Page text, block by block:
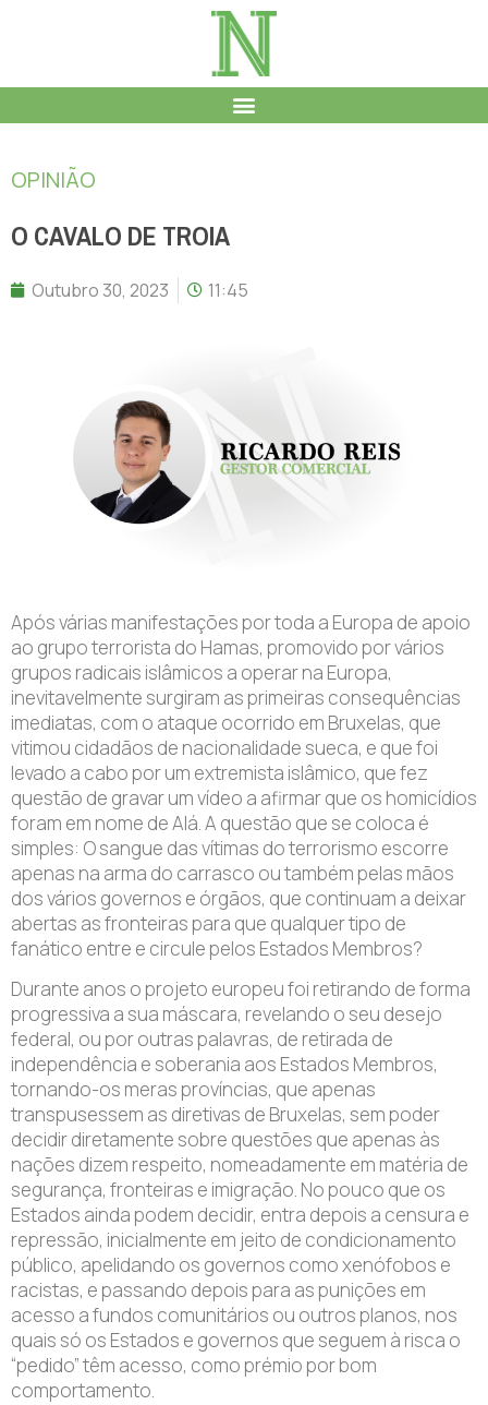
OPINIÃO
O CAVALO DE TROIA
Outubro 30, 2023 11:45
Após várias manifestações por toda a Europa de apoio
ao grupo terrorista do Hamas, promovido por vários
grupos radicais islâmicos a operar na Europa,
inevitavelmente surgiram as primeiras consequências
imediatas, com o ataque ocorrido em Bruxelas, que
vitimou cidadãos de nacionalidade sueca, e que foi
levado a cabo por um extremista islâmico, que fez
questão de gravar um vídeo a afirmar que os homicídios
foram em nome de Alá. A questão que se coloca é
simples: O sangue das vítimas do terrorismo escorre
apenas na arma do carrasco ou também pelas mãos
dos vários governos e órgãos, que continuam a deixar
abertas as fronteiras para que qualquer tipo de
fanático entre e circule pelos Estados Membros?
Durante anos o projeto europeu foi retirando de forma
progressiva a sua máscara, revelando o seu desejo
federal, ou por outras palavras, de retirada de
independência e soberania aos Estados Membros,
tornando-os meras províncias, que apenas
transpusessem as diretivas de Bruxelas, sem poder
decidir diretamente sobre questões que apenas às
nações dizem respeito, nomeadamente em matéria de
segurança, fronteiras e imigração. No pouco que os
Estados ainda podem decidir, entra depois a censura e
repressão, inicialmente em jeito de condicionamento
público, apelidando os governos como xenófobos e
racistas, e passando depois para as punições em
acesso a fundos comunitários ou outros planos, nos
quais só os Estados e governos que seguem à risca o
“pedido” têm acesso, como prémio por bom
comportamento.